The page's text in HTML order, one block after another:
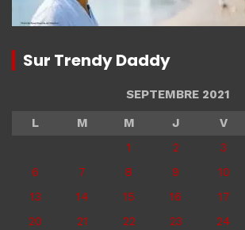
Sur Trendy Daddy
SEPTEMBRE 2021
L
M M J V
1
2 3
6
7 8 9 10
13
14 15 16 17
20
21 22 23 24